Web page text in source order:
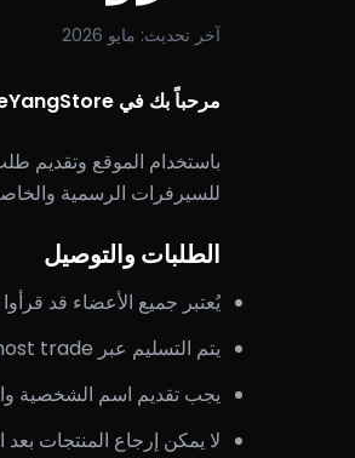
آخر تحديث: مايو 2026
مرحباً بك في SageYangStore — يرجى قراءة هذه الشروط بعناية قبل الشراء.
للسيرفرات الرسمية
الطلبات والتوصيل
يُعتبر جميع الأعضاء قد
يتم التسليم عبر ghost trade في اللعبة، عادةً خلال 5–15 دقيقة بعد الدفع.
يجب تقديم اسم الشخصية
لا يمكن إرجاع المنتجات بعد